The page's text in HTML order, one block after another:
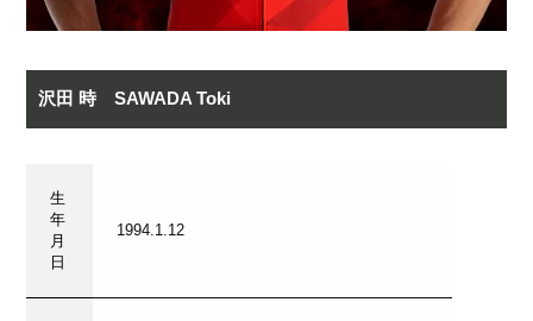
沢田 時 SAWADA Toki
生
年
月
日
1994.1.12